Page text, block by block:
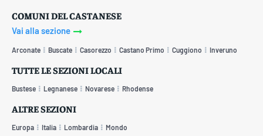
COMUNI DEL CASTANESE
Vai alla sezione
Arconate Buscate Casorezzo Castano Primo Cuggiono Inveruno
TUTTE LE SEZIONI LOCALI
Bustese Legnanese Novarese Rhodense
ALTRE SEZIONI
Europa Italia Lombardia Mondo